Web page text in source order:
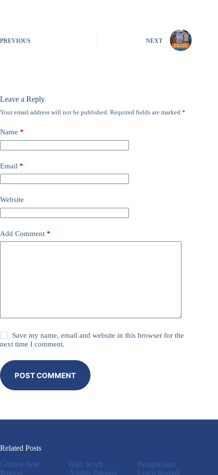
PREVIOUS NEXT
Leave a Reply
Your email address will not be published. Required fields are marked *
Name *
Email *
Website
Add Comment *
Save my name, email and website in this browser for the
next time I comment.
POST COMMENT
Related Posts
Gorden Anti
Bakteri
Baju Scrub
Adalah Pakaian
Pengelolaan
Linen Rumah